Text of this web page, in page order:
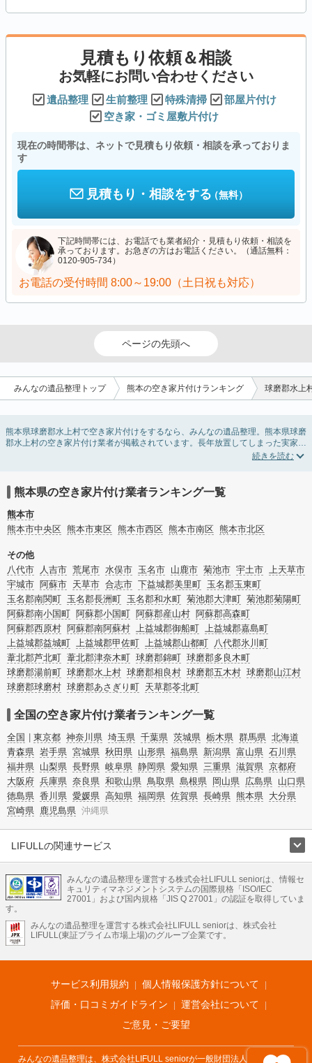
見積もり依頼＆相談
お気軽にお問い合わせください
遺品整理 生前整理 特殊清掃
部屋片付け
空き家・ゴミ屋敷片付け
現在の時間帯は、ネットで見積もり依頼・相談を承っておりま
す
見積もり・相談をする（無料）
下記時間帯には、お電話でも業者紹介・見積もり依頼・相談を
承っております。お急ぎの方はお電話ください。（通話無料：
0120-905-734）
お電話の受付時間 8:00～19:00（土日祝も対応）
ページの先頭へ
みんなの遺品整理トップ 熊本の空き家片付けランキング 球磨郡水上
熊本県球磨郡水上村で空き家片付けをするなら、みんなの遺品整理。熊本県球磨
郡水上村の空き家片付け業者が掲載されています。長年放置してしまった実家の
片付けや、相続したが住む予定のない親の家の不用品の処分・回収・引き取りま
み条件を利用し検索してみましょう。
また家一軒まるごとの掃除方法・空家対策特別措置法の法改正に伴う空き家の片
付けについての情報も豊富です。
熊本県の空き家片付け業者ランキング一覧
熊本市
熊本市中央区
熊本市東区 熊本市西区 熊本市南区 熊本市北区
その他
八代市
人吉市 荒尾市 水俣市 玉名市 山鹿市 菊池市 宇土市 上天草市
宇城市 阿蘇市 天草市 合志市 下益城郡美里町 玉名郡玉東町
玉名郡南関町 玉名郡長洲町 玉名郡和水町 菊池郡大津町 菊池郡菊陽町
阿蘇郡南小国町 阿蘇郡小国町 阿蘇郡産山村 阿蘇郡高森町
阿蘇郡西原村 阿蘇郡南阿蘇村 上益城郡御船町 上益城郡嘉島町
上益城郡益城町 上益城郡甲佐町 上益城郡山都町 八代郡氷川町
葦北郡芦北町 葦北郡津奈木町 球磨郡錦町 球磨郡多良木町
球磨郡湯前町 球磨郡水上村 球磨郡相良村 球磨郡五木村 球磨郡山江村
球磨郡球磨村 球磨郡あさぎり町 天草郡苓北町
全国の空き家片付け業者ランキング一覧
全国 東京都 神奈川県 埼玉県 千葉県 茨城県 栃木県 群馬県 北海道
青森県 岩手県 宮城県 秋田県 山形県 福島県 新潟県 富山県 石川県
福井県 山梨県 長野県 岐阜県 静岡県 愛知県 三重県 滋賀県 京都府
大阪府 兵庫県 奈良県 和歌山県 鳥取県 島根県 岡山県 広島県 山口県
徳島県 香川県 愛媛県 高知県 福岡県 佐賀県 長崎県 熊本県 大分県
宮崎県 鹿児島県 沖縄県
LIFULLの関連サービス
不動産・住宅
引越し 老人ホーム 地方創生 ママの就労支援
不動産クラウドファンディング 遺品整理 老後の暮らし情報
LIFULL HOME'Sのサービス
不動産・住宅
不動産査定 マンション専門売却査定 不動産投資 アドバイザー
不動産アーカイブ
空き家バンク 家賃相場 不動産会社
まちむすび
不動産用語集 住まいのお役立ち情報
LIFULL HOME'S PRESS
アプリ 不動産データ 不動産転職
みんなの遺品整理を運営する株式会社LIFULL seniorは、情報セ
キュリティマネジメントシステムの国際規格「ISO/IEC
27001」および国内規格「JIS Q 27001」の認証を取得していま
す。
みんなの遺品整理を運営する株式会社LIFULL seniorは、株式会社
LIFULL(東証プライム市場上場)のグループ企業です。
サービス利用規約
個人情報保護方針について
評価・口コミガイドライン
運営会社について
ご意見・ご要望
みんなの遺品整理は、株式会社LIFULL seniorが一般財団法人遺品整理士